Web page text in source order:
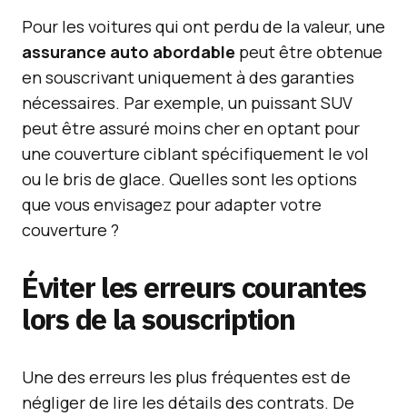
Pour les voitures qui ont perdu de la valeur, une
assurance auto abordable peut être obtenue
en souscrivant uniquement à des garanties
nécessaires. Par exemple, un puissant SUV
peut être assuré moins cher en optant pour
une couverture ciblant spécifiquement le vol
ou le bris de glace. Quelles sont les options
que vous envisagez pour adapter votre
couverture ?
Éviter les erreurs courantes
lors de la souscription
Une des erreurs les plus fréquentes est de
négliger de lire les détails des contrats. De